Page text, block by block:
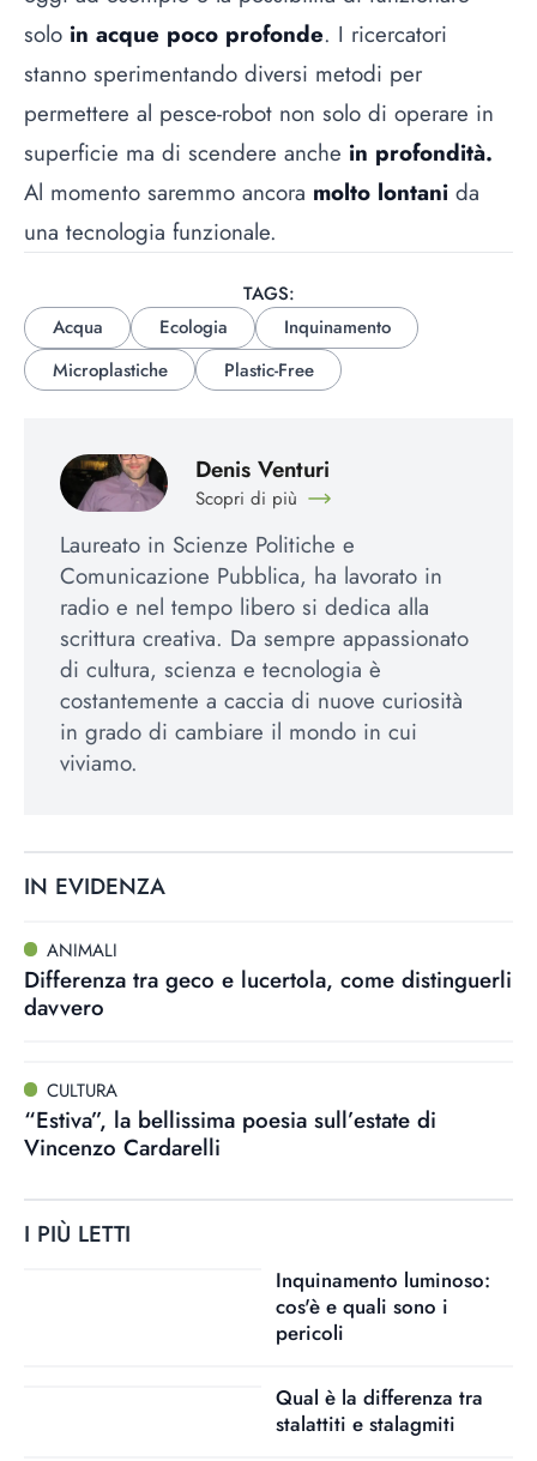
solo in acque poco profonde. I ricercatori
stanno sperimentando diversi metodi per
permettere al pesce-robot non solo di operare in
superficie ma di scendere anche in profondità.
Al momento saremmo ancora molto lontani da
una tecnologia funzionale.
TAGS:
Acqua
Ecologia
Inquinamento
Microplastiche
Plastic-Free
Denis Venturi
Scopri di più
Laureato in Scienze Politiche e
Comunicazione Pubblica, ha lavorato in
radio e nel tempo libero si dedica alla
scrittura creativa. Da sempre appassionato
di cultura, scienza e tecnologia è
costantemente a caccia di nuove curiosità
in grado di cambiare il mondo in cui
viviamo.
IN EVIDENZA
ANIMALI
Differenza tra geco e lucertola, come distinguerli
davvero
CULTURA
“Estiva”, la bellissima poesia sull’estate di
Vincenzo Cardarelli
I PIÙ LETTI
Inquinamento luminoso:
cos'è e quali sono i
pericoli
Qual è la differenza tra
stalattiti e stalagmiti